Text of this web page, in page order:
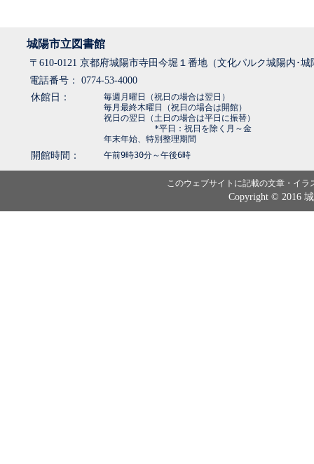
城陽市立図書館
〒610-0121 京都府城陽市寺田今堀１番地（文化パルク城陽内･
電話番号： 0774-53-4000
休館日：
毎週月曜日（祝日の場合は翌日）
毎月最終木曜日（祝日の場合は開館）
祝日の翌日（土日の場合は平日に振替）
*平日：祝日を除く月～金
年末年始、特別整理期間
開館時間： 午前9時30分～午後6時
このウェブサイトに記載の文章・イ
Copyright © 2016